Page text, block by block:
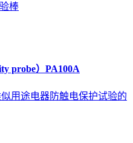
棒
probe）PA100A
用途电器防触电保护试验的